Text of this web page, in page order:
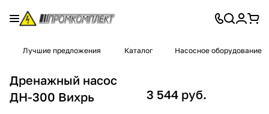
Лучшие предложения Каталог Насосное оборудование
Дренажный насос
ДН-300 Вихрь
3 544 руб.